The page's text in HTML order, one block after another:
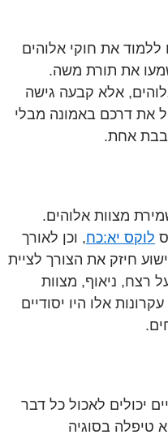
ללמוד את חוקי אלוהים
את תורת משה.
אלא קבעה גישה
את דרכם באמונה מבלי
בבת אחת.
מצוות אלוהים.
לוקס יא:כח, וכן לאורך
חיזק את הצורך לציית
רצח, ניאוף, מצוות
אלו היו יסודיים
יכולים לאכול כל דבר
טיפלה בסוגיה